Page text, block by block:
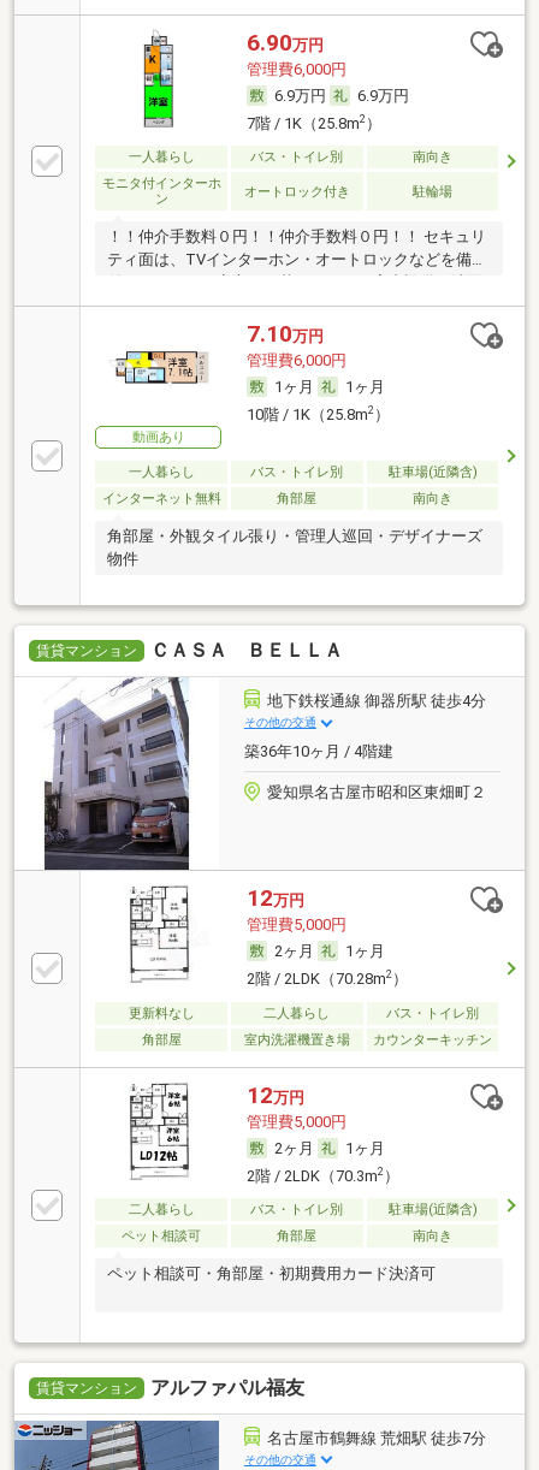
6.90万円
管理費6,000円
6.9万円
6.9万円
7階 / 1K（25.8m2）
一人暮らし バス・トイレ別
南向き
モニタ付インターホ
ン
オートロック付き 駐輪場
！！仲介手数料０円！！仲介手数料０円！！ セキュリ
ティ面は、TVインターホン・オートロックなどを備え
所独立・浴室乾燥機など充実した設備を備え付けてい
ます。留守中に注文した商品が届くので、配送時間を
気にせず注文ができる宅配ボックスを共用部に備えて
おります。防犯カメラを設置しているので、犯罪の抑
止や不法投棄などによる入居者同士のトラブルを減ら
せます。転居先に住み心地も良いこちらの賃貸物件。
充実した新生活を過ごしましょう。快適な通信速度で
パソコンが使用できる光回線の物件です。毎日のごみ
捨てが楽になる敷地内ごみ置き場。システムキッチン
はシンクやコンロ、作業台などが一体化しているの
で、掃除が簡単な構造になっています。空いている駐
車場があるので、近くに車を駐車できます。実際に部
居までスムーズです。
動画あり
7.10万円
管理費6,000円
1ヶ月
1ヶ月
10階 / 1K（25.8m2）
一人暮らし バス・トイレ別
駐車場(近隣含)
インターネット無料
角部屋 南向き
角部屋・外観タイル張り・管理人巡回・デザイナーズ
物件
賃貸マンション ＣＡＳＡ ＢＥＬＬＡ
地下鉄桜通線 御器所駅 徒歩4分
その他の交通
築36年10ヶ月 / 4階建
愛知県名古屋市昭和区東畑町２
12万円
管理費5,000円
2ヶ月
1ヶ月
2階 / 2LDK（70.28m2）
更新料なし 二人暮らし
バス・トイレ別
角部屋
室内洗濯機置き場 カウンターキッチン
12万円
管理費5,000円
2ヶ月
1ヶ月
2階 / 2LDK（70.3m2）
二人暮らし バス・トイレ別
駐車場(近隣含)
ペット相談可
角部屋 南向き
ペット相談可・角部屋・初期費用カード決済可
賃貸マンション アルファパル福友
名古屋市鶴舞線 荒畑駅 徒歩7分
その他の交通